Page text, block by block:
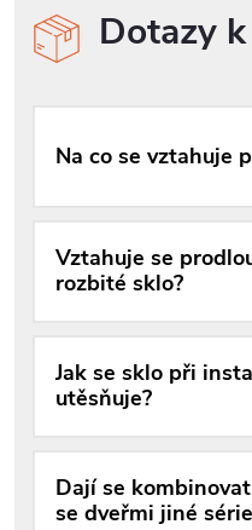
Dotazy
Na co se vztahuje
Vztahuje se
rozbité sklo?
Jak se sklo při
utěsňuje?
Dají se
se dveřmi jiné